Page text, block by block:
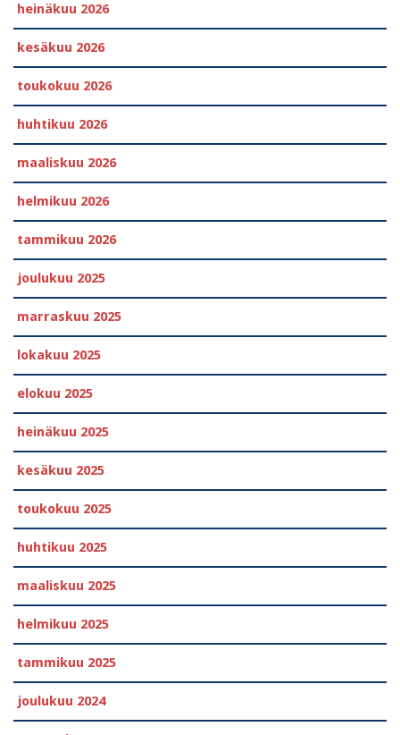
heinäkuu 2026
kesäkuu 2026
toukokuu 2026
huhtikuu 2026
maaliskuu 2026
helmikuu 2026
tammikuu 2026
joulukuu 2025
marraskuu 2025
lokakuu 2025
elokuu 2025
heinäkuu 2025
kesäkuu 2025
toukokuu 2025
huhtikuu 2025
maaliskuu 2025
helmikuu 2025
tammikuu 2025
joulukuu 2024